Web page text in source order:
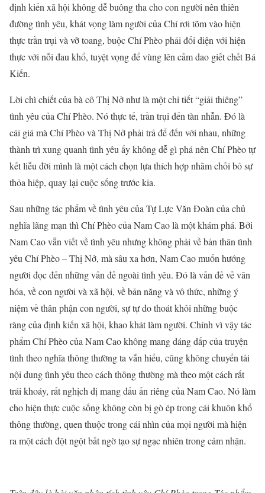
định kiến xã hội không dễ buông tha cho con người nên thiên
đường tình yêu, khát vọng làm người của Chí rơi tõm vào hiện
thực trần trụi và vỡ toang, buộc Chí Phèo phải đối diện với hiện
thực với nỗi đau khổ, tuyệt vọng để vùng lên cầm dao giết chết Bá
Kiến.
Lời chì chiết của bà cô Thị Nở như là một chi tiết “giải thiêng”
tình yêu của Chí Phèo. Nó thực tế, trần trụi đến tàn nhẫn. Đó là
cái giá mà Chí Phèo và Thị Nở phải trả để đến với nhau, những
thành trì xung quanh tình yêu ấy không dễ gì phá nên Chí Phèo tự
kết liễu đời mình là một cách chọn lựa thích hợp nhằm chối bỏ sự
thỏa hiệp, quay lại cuộc sống trước kia.
Sau những tác phẩm về tình yêu của Tự Lực Văn Đoàn của chủ
nghĩa lãng mạn thì Chí Phèo của Nam Cao là một khám phá. Bởi
Nam Cao vẫn viết về tình yêu nhưng không phải về bản thân tình
yêu Chí Phèo – Thị Nở, mà sâu xa hơn, Nam Cao muốn hướng
người đọc đến những vấn đề ngoài tình yêu. Đó là vấn đề về văn
hóa, về con người và xã hội, về bản năng và vô thức, những ý
niệm về thân phận con người, sự tự do thoát khỏi những buộc
ràng của định kiến xã hội, khao khát làm người. Chính vì vậy tác
phẩm Chí Phèo của Nam Cao không mang dáng dấp của truyện
tình theo nghĩa thông thường ta vẫn hiểu, cũng không chuyển tải
nội dung tình yêu theo cách thông thường mà theo một cách rất
trái khoáy, rất nghịch dị mang dấu ấn riêng của Nam Cao. Nó làm
cho hiện thực cuộc sống không còn bị gò ép trong cái khuôn khổ
thông thường, quen thuộc trong cái nhìn của mọi người mà hiện
ra một cách đột ngột bất ngờ tạo sự ngạc nhiên trong cảm nhận.